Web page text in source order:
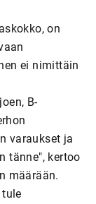
on
ei nimittäin
B-
varaukset ja
tänne", kertoo
määrään.